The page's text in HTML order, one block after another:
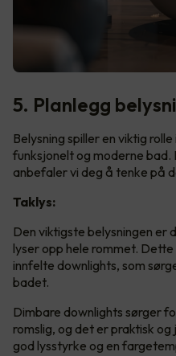
5. Planlegg
Belysning spiller en viktig
funksjonelt og moderne
anbefaler vi deg å tenke på
Taklys:
Den viktigste belysningen er
lyser opp hele rommet.
innfelte downlights, som
badet.
Dimbare downlights sørger
romslig, og det er praktisk
god lysstyrke og en